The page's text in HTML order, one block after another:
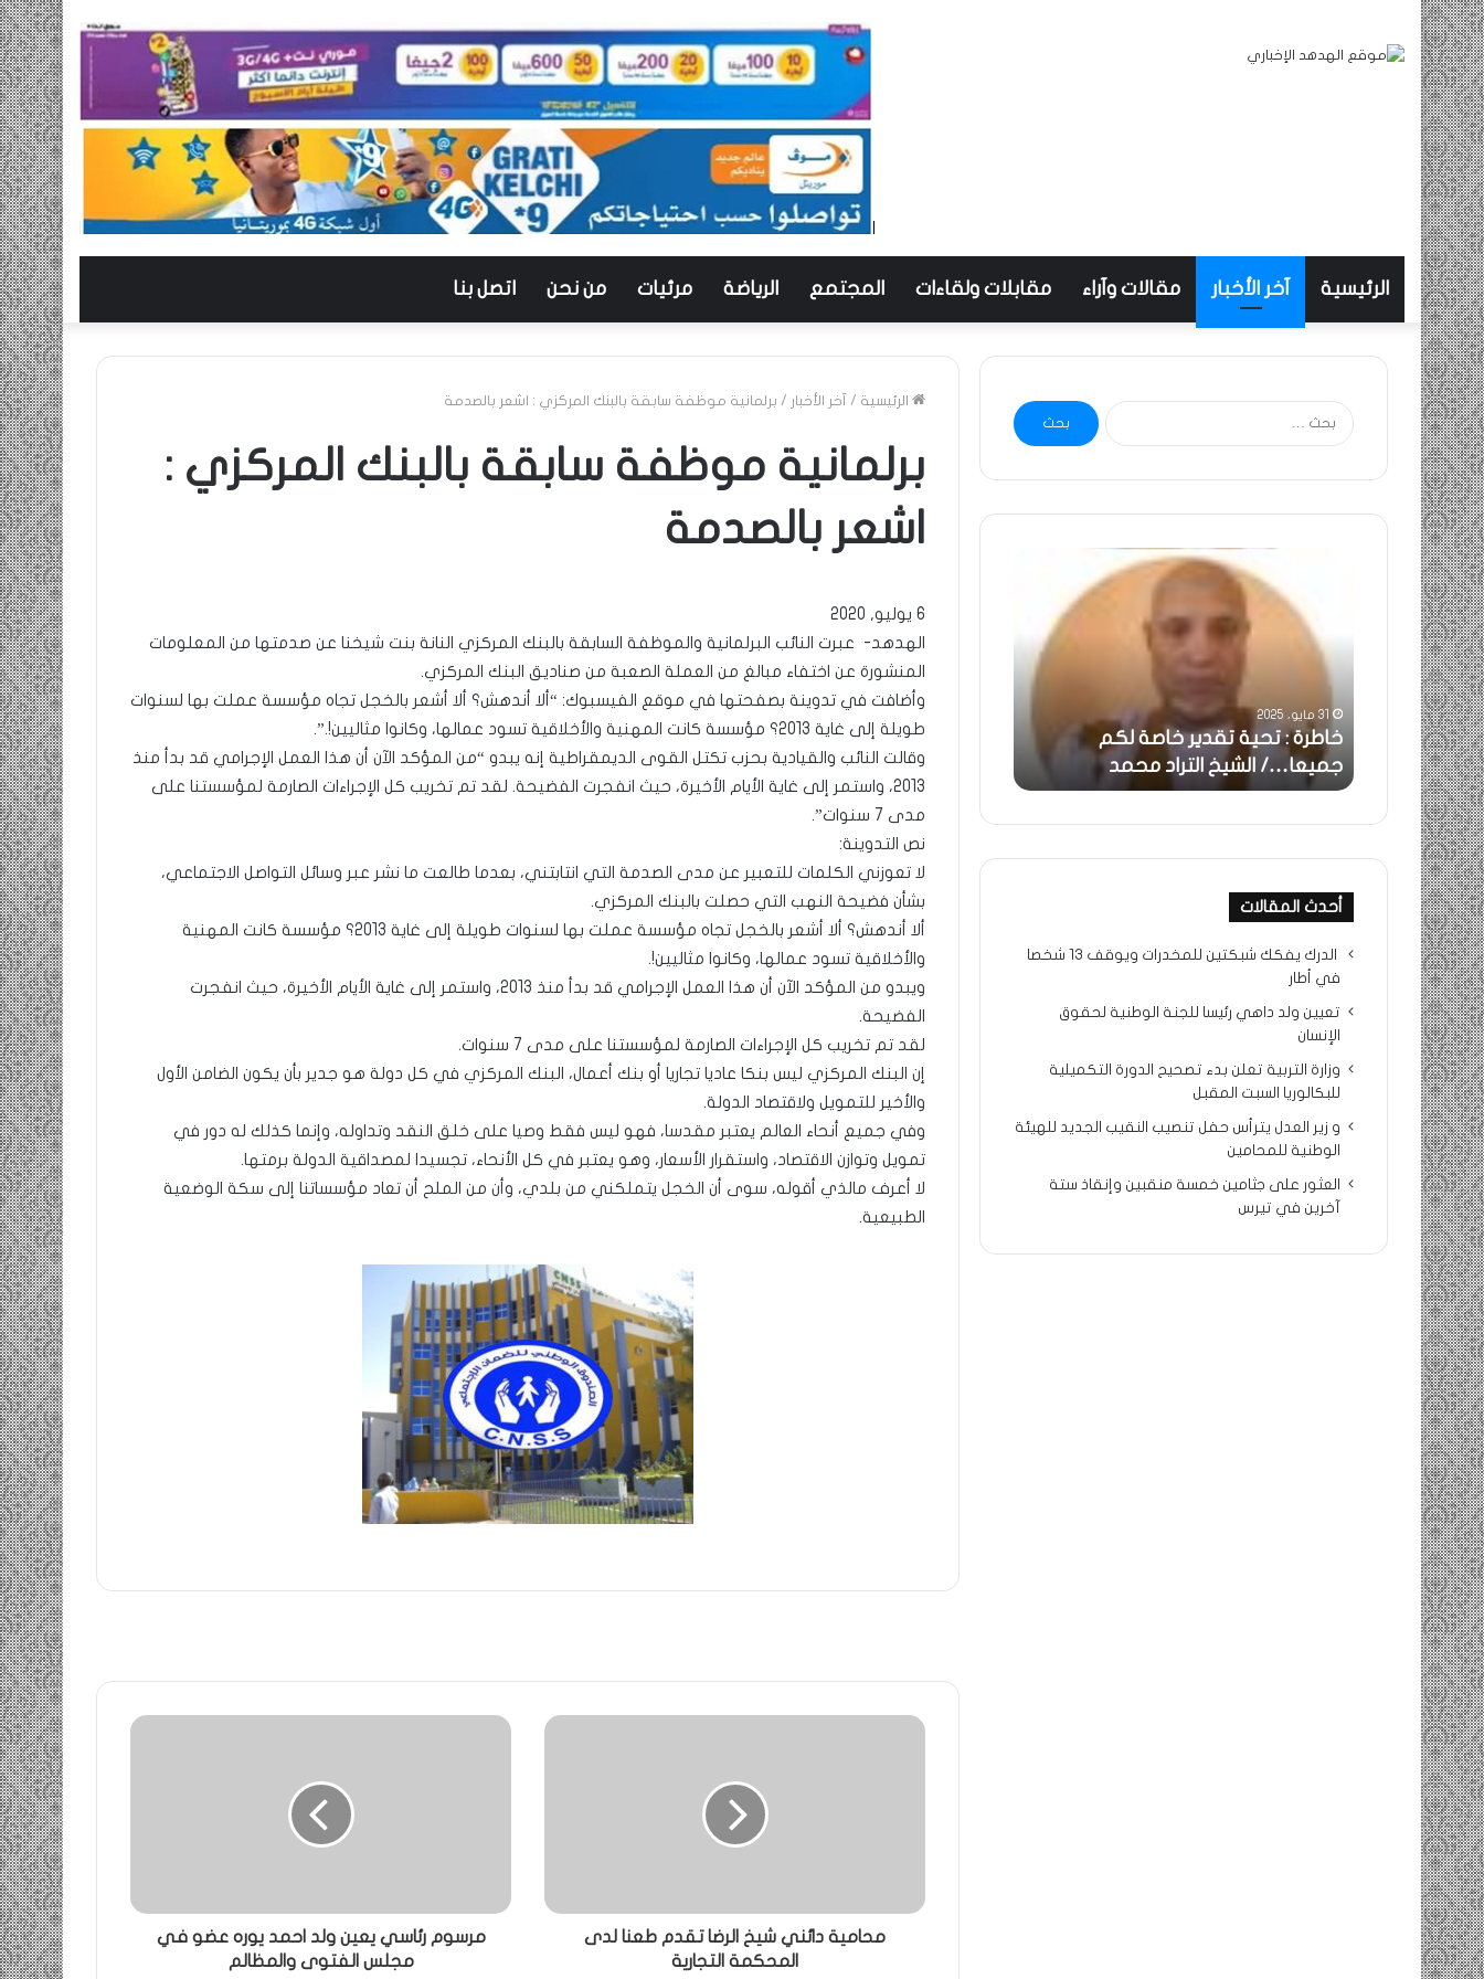
الرئيسية آخر الأخبار مقالات وآراء مقابلات ولقاءات المجتمع الرياضة مرئيات من نحن اتصل بنا
الرئيسية / آخر الأخبار / برلمانية موظفة سابقة بالبنك المركزي : اشعر بالصدمة
برلمانية موظفة سابقة بالبنك المركزي :
اشعر بالصدمة
6 يوليو, 2020
الهدهد- عبرت النائب البرلمانية والموظفة السابقة بالبنك المركزي النانة بنت شيخنا عن صدمتها من المعلومات
المنشورة عن اختفاء مبالغ من العملة الصعبة من صناديق البنك المركزي.
وأضافت في تدوينة بصفحتها في موقع الفيسبوك: “ألا أندهش؟ ألا أشعر بالخجل تجاه مؤسسة عملت بها لسنوات
طويلة إلى غاية 2013؟ مؤسسة كانت المهنية والأخلاقية تسود عمالها، وكانوا مثاليين!.”.
وقالت النائب والقيادية بحزب تكتل القوى الديمقراطية إنه يبدو “من المؤكد الآن أن هذا العمل الإجرامي قد بدأ منذ
2013، واستمر إلى غاية الأيام الأخيرة، حيث انفجرت الفضيحة. لقد تم تخريب كل الإجراءات الصارمة لمؤسستنا على
مدى 7 سنوات”.
نص التدوينة:
لا تعوزني الكلمات للتعبير عن مدى الصدمة التي انتابتني، بعدما طالعت ما نشر عبر وسائل التواصل الاجتماعي،
بشأن فضيحة النهب التي حصلت بالبنك المركزي.
ألا أندهش؟ ألا أشعر بالخجل تجاه مؤسسة عملت بها لسنوات طويلة إلى غاية 2013؟ مؤسسة كانت المهنية
والأخلاقية تسود عمالها، وكانوا مثاليين!.
ويبدو من المؤكد الآن أن هذا العمل الإجرامي قد بدأ منذ 2013، واستمر إلى غاية الأيام الأخيرة، حيث انفجرت
الفضيحة.
لقد تم تخريب كل الإجراءات الصارمة لمؤسستنا على مدى 7 سنوات.
إن البنك المركزي ليس بنكا عاديا تجاريا أو بنك أعمال، البنك المركزي في كل دولة هو جدير بأن يكون الضامن الأول
والأخير للتمويل ولاقتصاد الدولة.
وفي جميع أنحاء العالم يعتبر مقدسا، فهو ليس فقط وصيا على خلق النقد وتداوله، وإنما كذلك له دور في
تمويل وتوازن الاقتصاد، واستقرار الأسعار، وهو يعتبر في كل الأنحاء، تجسيدا لمصداقية الدولة برمتها.
لا أعرف مالذي أقوله، سوى أن الخجل يتملكني من بلدي، وأن من الملح أن تعاد مؤسساتنا إلى سكة الوضعية
الطبيعية.
محامية دائني شيخ الرضا تقدم طعنا لدى
المحكمة التجارية
مرسوم رئاسي يعين ولد احمد يوره عضو في
مجلس الفتوى والمظالم
البحث
عن:
خاصة
الشيخ
التراد
محمد
31 مايو، 2025
خاطرة : تحية تقدير خاصة لكم
جميعا…/ الشيخ التراد محمد
ومضة ..أفول شمس الإنسانية في
أمتين…!! الشريف بونا
حزب
الانصاف
…/
بين
المعارضة…
وسندان
/
الشريف
بونا
ومضة : / …حزب الانصاف …/ بين
مطرقة المعارضة… وسندان المغاضبين
… !!! / الشريف بونا
/
بونا
ومضة…./ بومديد…..صرخة استغاثة..
معادة..؟ / الشريف بونا
أحدث المقالات
الدرك يفكك شبكتين للمخدرات ويوقف 13 شخصا
في أطار
تعيين ولد داهي رئيسا للجنة الوطنية لحقوق
الإنسان
وزارة التربية تعلن بدء تصحيح الدورة التكميلية
للبكالوريا السبت المقبل
و زير العدل يترأس حفل تنصيب النقيب الجديد للهيئة
الوطنية للمحامين
العثور على جثامين خمسة منقبين وإنقاذ ستة
آخرين في تيرس